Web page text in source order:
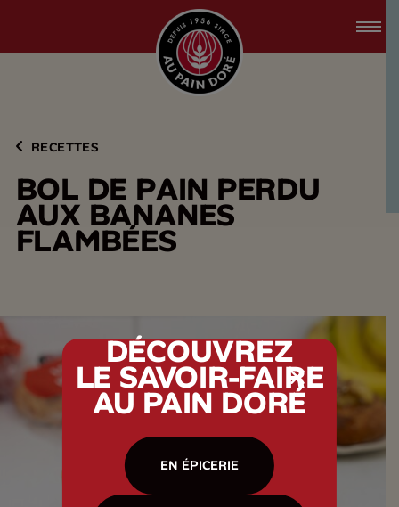
accessibility.skipToMain
RECETTES
BOL DE PAIN PERDU
AUX BANANES
FLAMBÉES
DÉCOUVREZ
LE SAVOIR-FAIRE
AU PAIN DORÉ
EN ÉPICERIE